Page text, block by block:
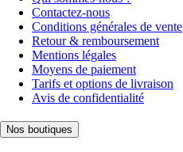
Contactez-nous
Conditions générales de vente
Retour & remboursement
Mentions légales
Moyens de paiement
Tarifs et options de livraison
Avis de confidentialité
Nos boutiques